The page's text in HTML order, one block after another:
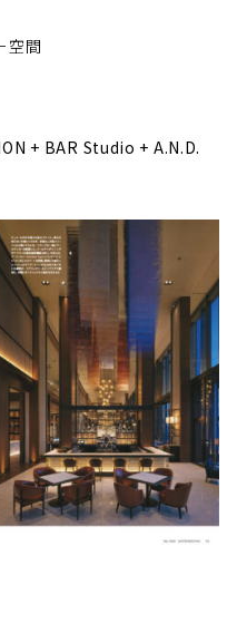
空間
+ BAR Studio + A.N.D.